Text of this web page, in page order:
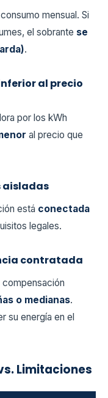
mensual. Si
el sobrante se
.
al precio
por los kWh
al precio que
aisladas
está conectada
legales.
contratada
o medianas.
su energía en el
Limitaciones